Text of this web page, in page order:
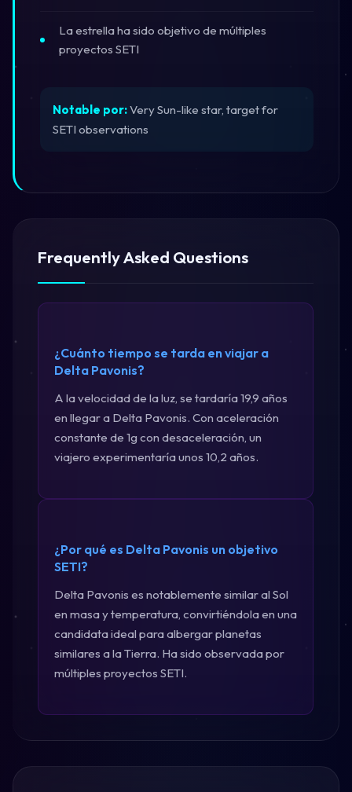
La estrella ha sido objetivo de múltiples
proyectos SETI
Notable por:Very Sun-like star, target for
SETI observations
Frequently Asked Questions
¿Cuánto tiempo se tarda en viajar a
Delta Pavonis?
A la velocidad de la luz, se tardaría 19,9 años
en llegar a Delta Pavonis. Con aceleración
constante de 1g con desaceleración, un
viajero experimentaría unos 10,2 años.
¿Por qué es Delta Pavonis un objetivo
SETI?
Delta Pavonis es notablemente similar al Sol
en masa y temperatura, convirtiéndola en una
candidata ideal para albergar planetas
similares a la Tierra. Ha sido observada por
múltiples proyectos SETI.